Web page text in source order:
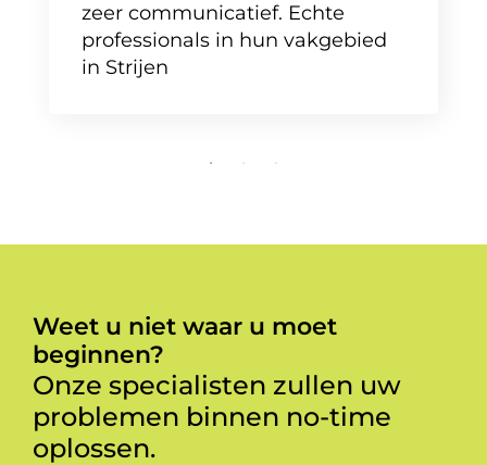
zeer communicatief. Echte
professionals in hun vakgebied
in Strijen
Weet u niet waar u moet
beginnen?
Onze specialisten zullen uw
problemen binnen no-time
oplossen.